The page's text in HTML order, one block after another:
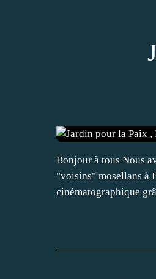
Bonjour à tous Nous
"voisins" mosellans à
cinématographique